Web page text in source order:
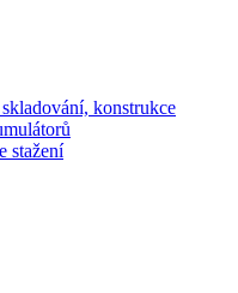
konstrukce
stažení